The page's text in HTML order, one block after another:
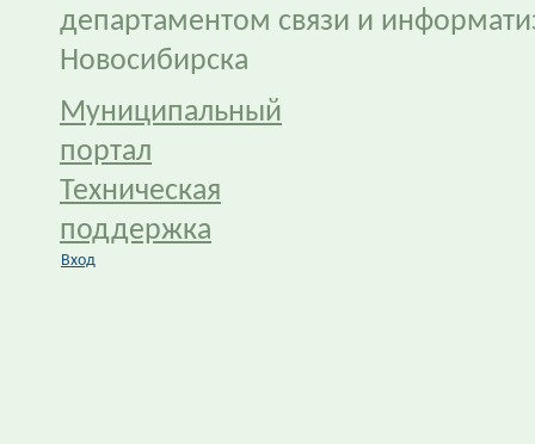
департаментом связи и
Новосибирска
Муниципальный
портал
Техническая
поддержка
Вход